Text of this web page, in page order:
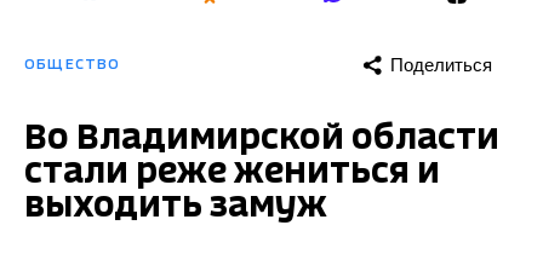
ОБЩЕСТВО Поделиться
Во Владимирской области
стали реже жениться и
выходить замуж